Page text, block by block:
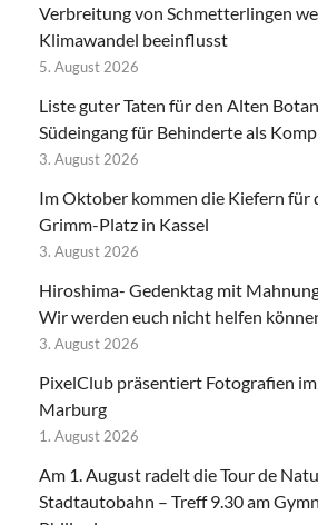
Verbreitung von Schmetterlingen
Klimawandel beeinflusst
5. August 2026
Liste guter Taten für den Alten
Südeingang für Behinderte als
3. August 2026
Im Oktober kommen die Kiefern für
Grimm-Platz in Kassel
3. August 2026
Hiroshima- Gedenktag mit
Wir werden euch nicht helfen
3. August 2026
PixelClub präsentiert Fotografien
Marburg
1. August 2026
Am 1. August radelt die Tour de
Stadtautobahn – Treff 9.30 am